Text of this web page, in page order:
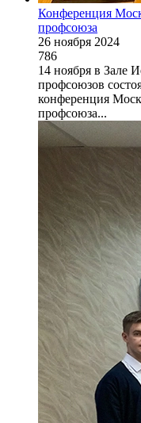
Конференция
профсоюза
26 ноября 2024
786
14 ноября в Зале
профсоюзов
конференция
профсоюза...